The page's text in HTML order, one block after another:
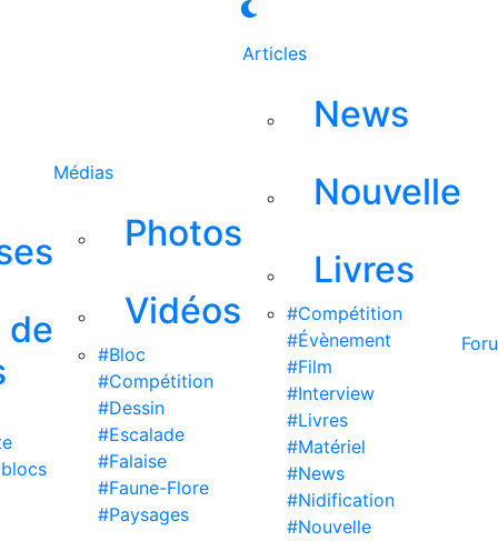
de
Médias
Photos
Vidéos
#Bloc
#Compétition
#Dessin
#Escalade
#Falaise
#Faune-Flore
#Paysages
Articles
News
Nouvelle
Livres
#Compétition
#Évènement
#Film
#Interview
#Livres
#Matériel
#News
#Nidification
#Nouvelle